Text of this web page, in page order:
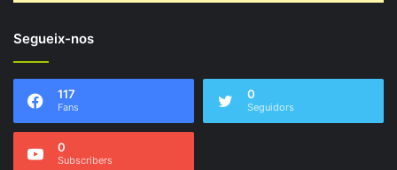
Segueix-nos
117
Fans
0
Seguidors
0
Subscribers